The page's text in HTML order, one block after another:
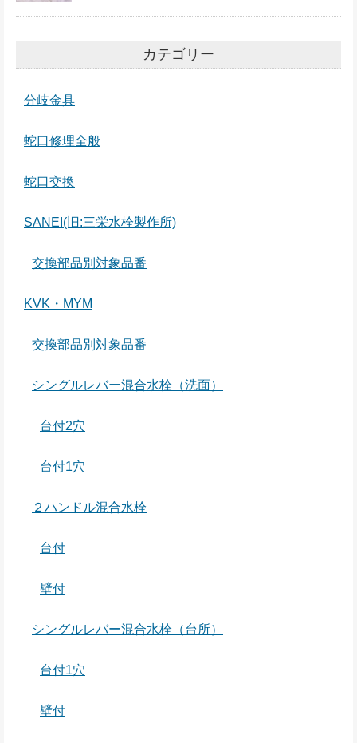
カテゴリー
分岐金具
蛇口修理全般
蛇口交換
SANEI(旧:三栄水栓製作所)
交換部品別対象品番
KVK・MYM
交換部品別対象品番
シングルレバー混合水栓（洗面）
台付2穴
台付1穴
２ハンドル混合水栓
台付
壁付
シングルレバー混合水栓（台所）
台付1穴
壁付